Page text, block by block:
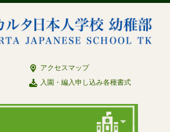
アクセスマップ
入園・編入申し込み各種書式